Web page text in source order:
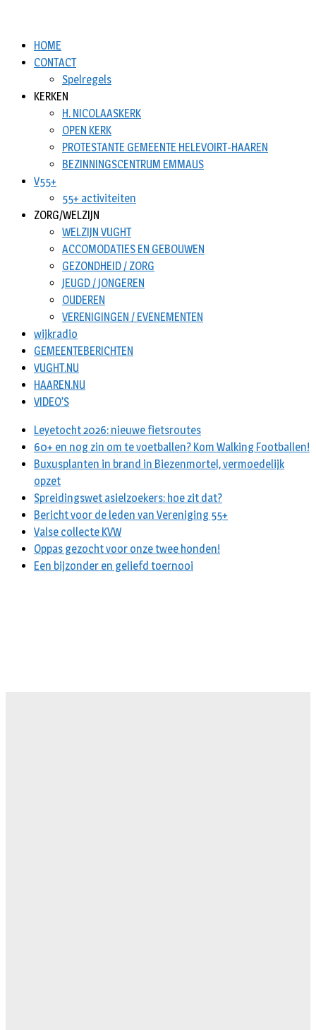
HOME
CONTACT
Spelregels
KERKEN
H. NICOLAASKERK
OPEN KERK
PROTESTANTE GEMEENTE HELEVOIRT-HAAREN
BEZINNINGSCENTRUM EMMAUS
V55+
55+ activiteiten
ZORG/WELZIJN
WELZIJN VUGHT
ACCOMODATIES EN GEBOUWEN
GEZONDHEID / ZORG
JEUGD / JONGEREN
OUDEREN
VERENIGINGEN / EVENEMENTEN
wijkradio
GEMEENTEBERICHTEN
VUGHT.NU
HAAREN.NU
VIDEO’S
Leyetocht 2026: nieuwe fietsroutes
60+ en nog zin om te voetballen? Kom Walking Footballen!
Buxusplanten in brand in Biezenmortel, vermoedelijk
opzet
Spreidingswet asielzoekers: hoe zit dat?
Bericht voor de leden van Vereniging 55+
Valse collecte KVW
Oppas gezocht voor onze twee honden!
Een bijzonder en geliefd toernooi